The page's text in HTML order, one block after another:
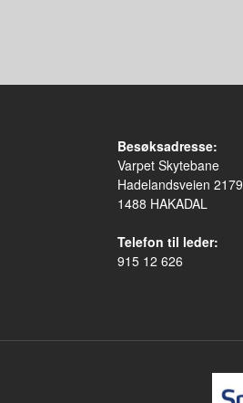
Besøksadresse:
Varpet Skytebane
Hadelandsveien 2179
1488 HAKADAL
Telefon til leder:
915 12 626